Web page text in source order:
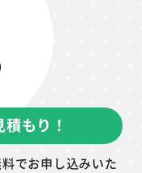
もり！
でお申し込みいた